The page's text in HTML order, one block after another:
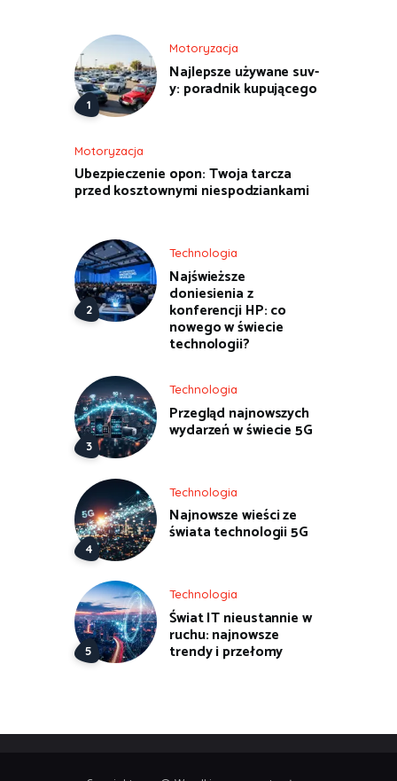
Motoryzacja
Najlepsze używane suv-
y: poradnik kupującego
Motoryzacja
Ubezpieczenie opon: Twoja tarcza
przed kosztownymi niespodziankami
Technologia
Najświeższe
doniesienia z
konferencji HP: co
nowego w świecie
technologii?
Technologia
Przegląd najnowszych
wydarzeń w świecie 5G
Technologia
Najnowsze wieści ze
świata technologii 5G
Technologia
Świat IT nieustannie w
ruchu: najnowsze
trendy i przełomy